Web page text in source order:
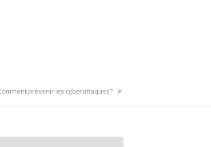
prévenir les cyberattaques?